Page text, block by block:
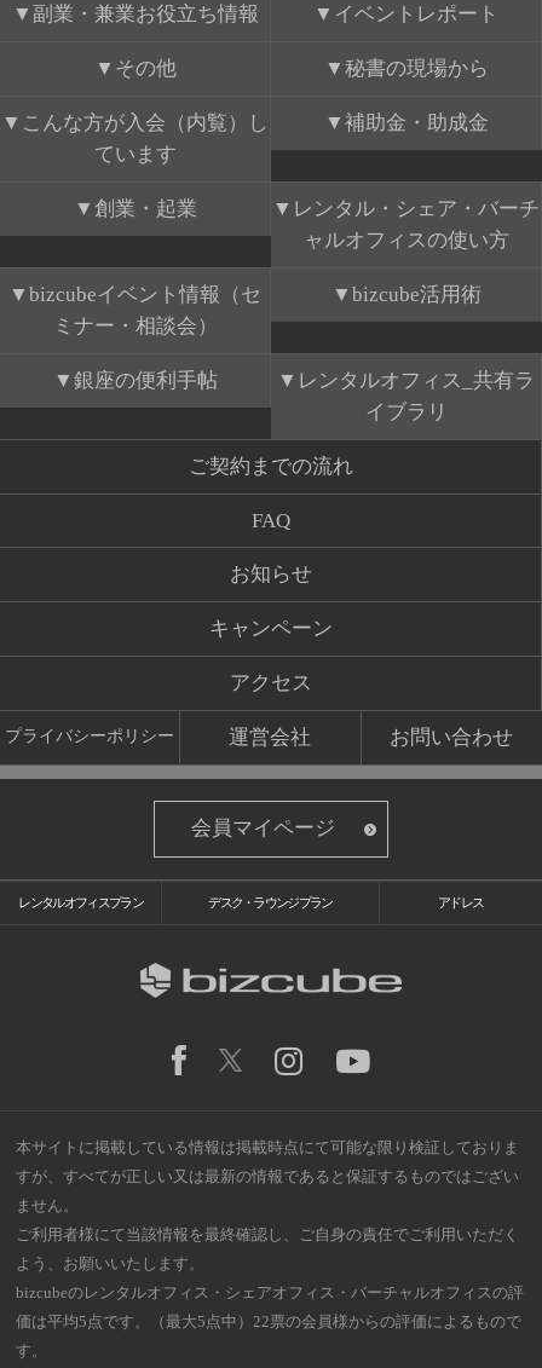
副業・兼業お役立ち情報 イベントレポート
その他 秘書の現場から
こんな方が入会（内覧）し
ています
補助金・助成金
創業・起業
レンタル・シェア・バーチ
ャルオフィスの使い方
bizcubeイベント情報（セ
ミナー・相談会）
bizcube活用術
銀座の便利手帖
レンタルオフィス_共有ラ
イブラリ
ご契約までの流れ
FAQ
お知らせ
キャンペーン
アクセス
プライバシーポリシー 運営会社 お問い合わせ
会員マイページ
レンタルオフィスプラン デスク・ラウンジプラン アドレス
本サイトに掲載している情報は掲載時点にて可能な限り検証しておりま
すが、すべてが正しい又は最新の情報であると保証するものではござい
ません。
ご利用者様にて当該情報を最終確認し、ご自身の責任でご利用いただく
よう、お願いいたします。
bizcubeのレンタルオフィス・シェアオフィス・バーチャルオフィスの評
価は平均5点です。（最大5点中）22票の会員様からの評価によるもので
す。